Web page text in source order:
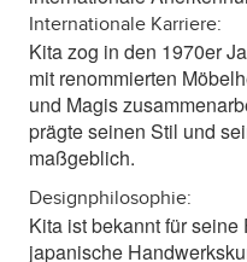
Internationale Karriere:
Kita zog in den 1970er
mit renommierten
und Magis
prägte seinen Stil und
maßgeblich.
Designphilosophie:
Kita ist bekannt für
japanische